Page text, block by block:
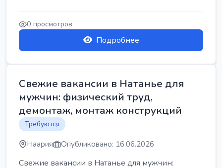
женщин от хозя...
0 просмотров
Подробнее
Свежие вакансии в Натанье для
мужчин: физический труд,
демонтаж, монтаж конструкций
Требуются
Наария Опубликовано: 16.06.2026
Свежие вакансии в Натанье для мужчин: